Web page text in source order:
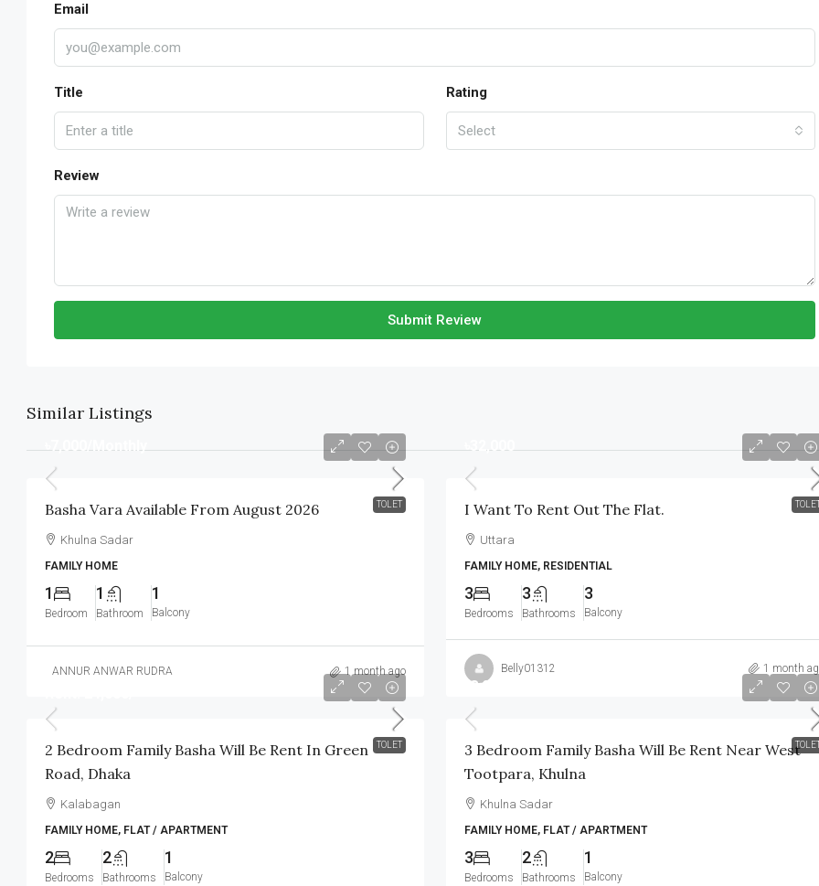
Email
Title Rating
Select
Review
Submit Review
Similar Listings
TOLET
৳7,000/Monthly
Basha Vara Available From August 2026
Khulna Sadar
FAMILY HOME
1
Bedroom
1
Bathroom
1
Balcony
ANNUR ANWAR RUDRA 1 month ago
৳32,000
I Want To Rent Out The Flat.
Uttara
FAMILY HOME, RESIDENTIAL
3
Bedrooms
3
Bathrooms
3
Balcony
Belly01312 1 month
TOLET
2 Bedroom Family Basha Will Be Rent In Green
Road, Dhaka
Kalabagan
FAMILY HOME, FLAT / APARTMENT
2
Bedrooms
2
Bathrooms
1
Balcony
৳8,000
3 Bedroom Family Basha Will Be Rent Near West
Tootpara, Khulna
Khulna Sadar
FAMILY HOME, FLAT / APARTMENT
3
Bedrooms
2
Bathrooms
1
Balcony